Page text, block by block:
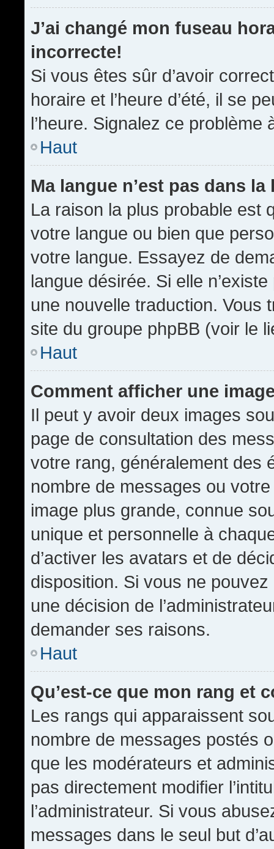
J’ai changé mon fuseau
incorrecte!
Si vous êtes sûr d’avoir
horaire et l’heure d’été, il se
l’heure. Signalez ce problème
Haut
Ma langue n’est pas dans la
La raison la plus probable est
votre langue ou bien que
votre langue. Essayez de
langue désirée. Si elle
une nouvelle traduction. Vous
site du groupe phpBB (voir le
Haut
Comment afficher une
Il peut y avoir deux images
page de consultation des
votre rang, généralement des
nombre de messages ou
image plus grande, connue
unique et personnelle à
d’activer les avatars et de
disposition. Si vous ne pouvez
une décision de
demander ses raisons.
Haut
Qu’est-ce que mon rang et
Les rangs qui apparaissent
nombre de messages postés
que les modérateurs et
pas directement modifier
l’administrateur. Si vous
messages dans le seul but